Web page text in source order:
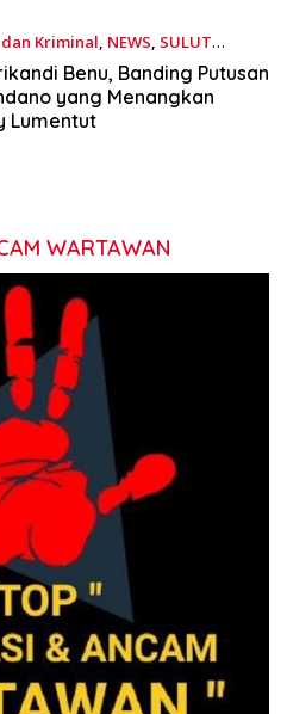
Kriminal, NEWS, SULUT
16, 2023Benu, Banding Putusan
yang Menangkan
Lumentut
WARTAWAN